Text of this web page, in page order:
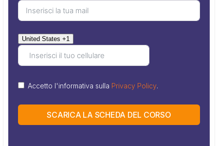
United States +1
Accetto l'informativa sulla Privacy Policy.
SCARICA LA SCHEDA DEL CORSO